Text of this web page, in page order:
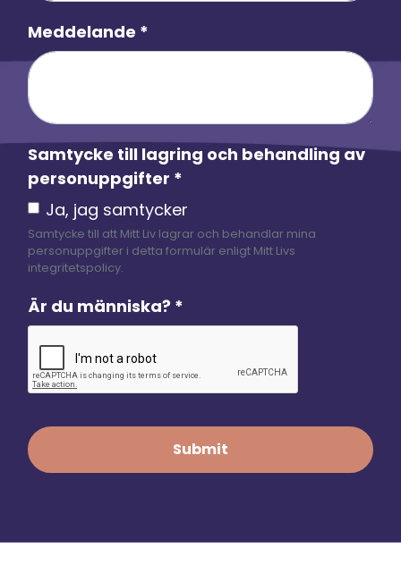
Meddelande *
Samtycke till lagring och behandling av
personuppgifter *
Ja, jag samtycker
Samtycke till att Mitt Liv lagrar och behandlar mina
personuppgifter i detta formulär enligt Mitt Livs
integritetspolicy.
Är du människa? *